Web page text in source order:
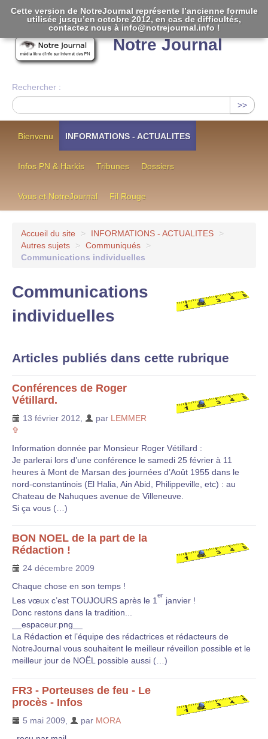
Notre Journal
Rechercher :
>>
Bienvenu INFORMATIONS - ACTUALITES
Infos PN & Harkis Tribunes Dossiers
Vous et NotreJournal Fil Rouge
Accueil du site > INFORMATIONS - ACTUALITES
>
Autres sujets
> Communiqués
>
Communications individuelles
Communications
individuelles
Articles publiés dans cette rubrique
Conférences de Roger
Vétillard.
13 février 2012 par LEMMER
✞
Information donnée par Monsieur Roger Vétillard :
Je parlerai lors d’une conférence le samedi 25 février à 11
heures à Mont de Marsan des journées d’Août 1955 dans le
nord-constantinois (El Halia, Ain Abid, Philippeville, etc) : au
Chateau de Nahuques avenue de Villeneuve.
Si ça vous (…)
BON NOEL de la part de la
Rédaction !
24 décembre 2009
Chaque chose en son temps !
Les vœux c’est TOUJOURS après le 1
er
janvier !
Donc restons dans la tradition...
__espaceur.png__
La Rédaction et l’équipe des rédactrices et rédacteurs de
NotreJournal vous souhaitent le meilleur réveillon possible et le
meilleur jour de NOËL possible aussi (…)
FR3 - Porteuses de feu - Le
procès - Infos
5 mai 2009 par MORA
Cette version de NotreJournal représente l’ancienne formule
utilisée jusqu’en octobre 2012, en cas de difficultés,
contactez nous à info@notrejournal.info !